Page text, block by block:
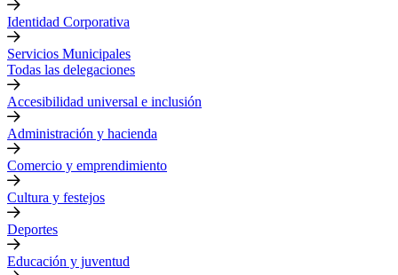
Identidad Corporativa
Servicios Municipales
Todas las delegaciones
Accesibilidad universal e inclusión
Administración y hacienda
Comercio y emprendimiento
Cultura y festejos
Deportes
Educación y juventud